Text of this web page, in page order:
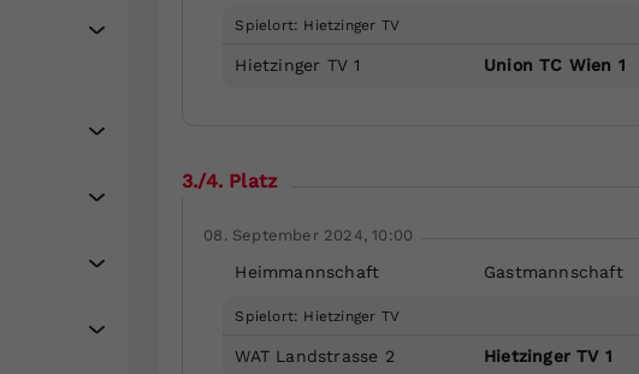
Spielort: Hietzinger TV
Hietzinger TV 1 Union TC Wien 1
3./4. Platz
08. September 2024, 10:00
Heimmannschaft Gastmannschaft
Spielort: Hietzinger TV
WAT Landstrasse 2 Hietzinger TV 1